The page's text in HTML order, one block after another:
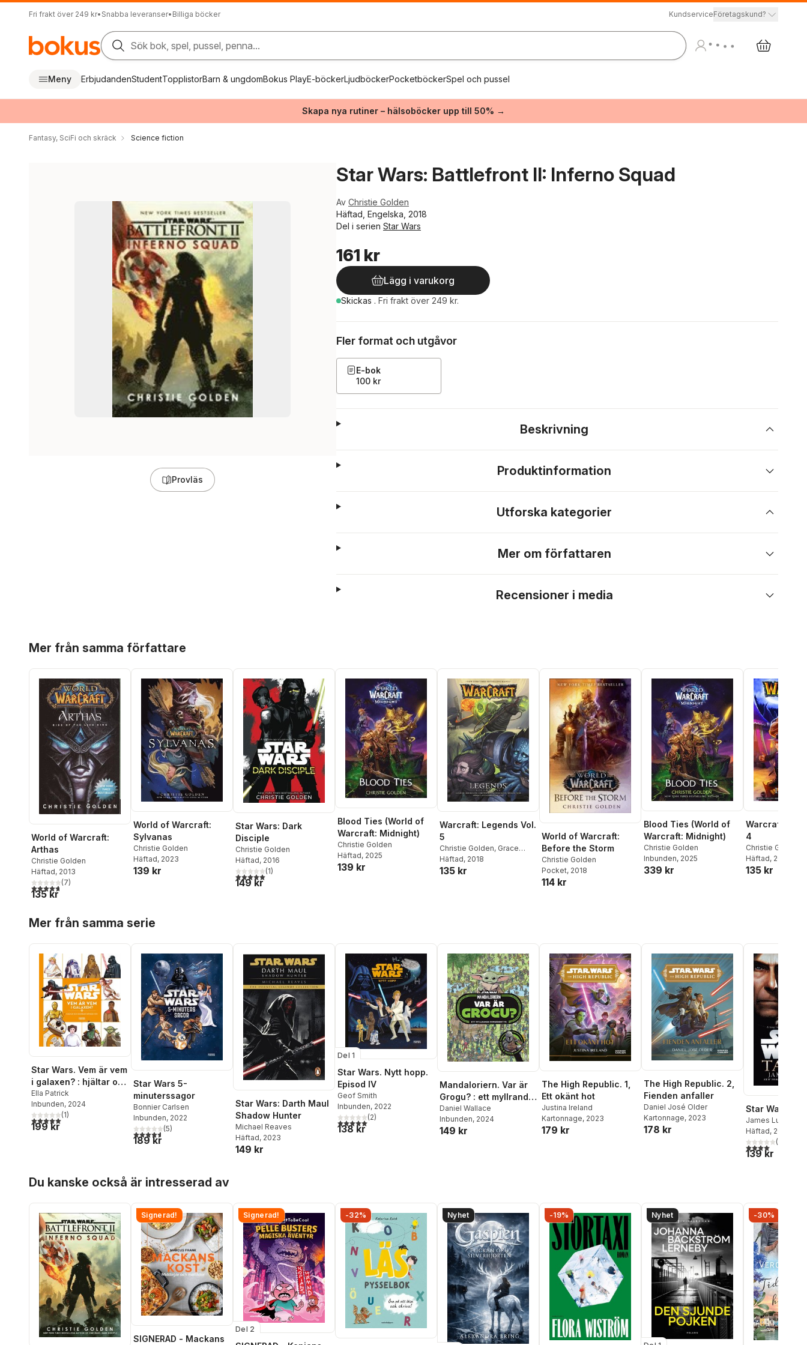
Fri frakt över 249 kr• Snabba leveranser• Billiga böcker KundserviceFöretagskund?
Sök bok, spel, pussel, penna...
Meny ErbjudandenStudentTopplistorBarn & ungdomBokus PlayE-böckerLjudböckerPocketböckerSpel och pussel
Skapa nya rutiner – hälsoböcker upp till 50% →
Fantasy, SciFi och skräck Science fiction
Provläs
Star Wars: Battlefront II: Inferno Squad
Av Christie Golden
Häftad, Engelska, 2018
Del i serien Star Wars
161 kr
Lägg i varukorg
Skickas . Fri frakt över 249 kr.
Fler format och utgåvor
E-bok
100 kr
Beskrivning
Produktinformation
Utforska kategorier
Mer om författaren
Recensioner i media
Mer från samma författare
World of Warcraft:
Arthas
Christie Golden
Häftad, 2013
4,7utav 5 stjärnor. Totalt antal röster:
(7)
135 kr
World of Warcraft:
Sylvanas
Christie Golden
Häftad, 2023
139 kr
Star Wars: Dark
Disciple
Christie Golden
Häftad, 2016
5,0utav 5 stjärnor. Totalt antal röster:
(1)
149 kr
Blood Ties (World of
Warcraft: Midnight)
Christie Golden
Häftad, 2025
139 kr
Warcraft: Legends Vol.
5
Christie Golden, Grace
Randolph,Richard Knaak
Louise Simonson
Häftad, 2018
135 kr
World of Warcraft:
Before the Storm
Christie Golden
Pocket, 2018
114 kr
Blood Ties (World of
Warcraft: Midnight)
Christie Golden
Inbunden, 2025
339 kr
Warcraft:
4
Christie Golden
Richard Knaak
Häftad, 2017
135 kr
Mer från samma serie
Star Wars. Vem är vem
i galaxen? : hjältar och
skurkar i episod I-VIII
Ella Patrick
Inbunden, 2024
5,0utav 5 stjärnor. Totalt antal röster:
(1)
199 kr
Star Wars 5-
minuterssagor
Bonnier Carlsen
Inbunden, 2022
4,6utav 5 stjärnor. Totalt antal röster:
(5)
189 kr
Star Wars: Darth Maul
Shadow Hunter
Michael Reaves
Häftad, 2023
149 kr
Del 1
Star Wars. Nytt hopp.
Episod IV
Geof Smith
Inbunden, 2022
5,0utav 5 stjärnor. Totalt antal röster:
(2)
138 kr
Mandaloriern. Var är
Grogu? : ett myllrande
rymdäventyr
Daniel Wallace
Inbunden, 2024
149 kr
The High Republic. 1,
Ett okänt hot
Justina Ireland
Kartonnage, 2023
179 kr
The High Republic. 2,
Fienden anfaller
Daniel José Older
Kartonnage, 2023
178 kr
Star Wars:
James Luceno
Häftad, 2015
4,0utav 5(
139 kr
Du kanske också är intresserad av
Signerad!
SIGNERAD - Mackans
Signerad!
Del 2
-32% Nyhet -19% Nyhet -30%